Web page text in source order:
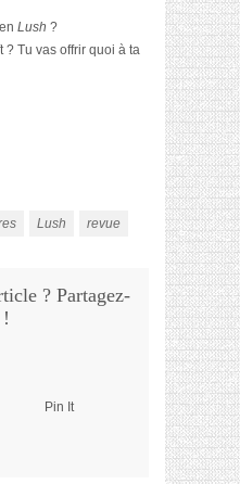
Lush ?
Tu vas offrir quoi à ta
Lush revue
? Partagez-
Pin It